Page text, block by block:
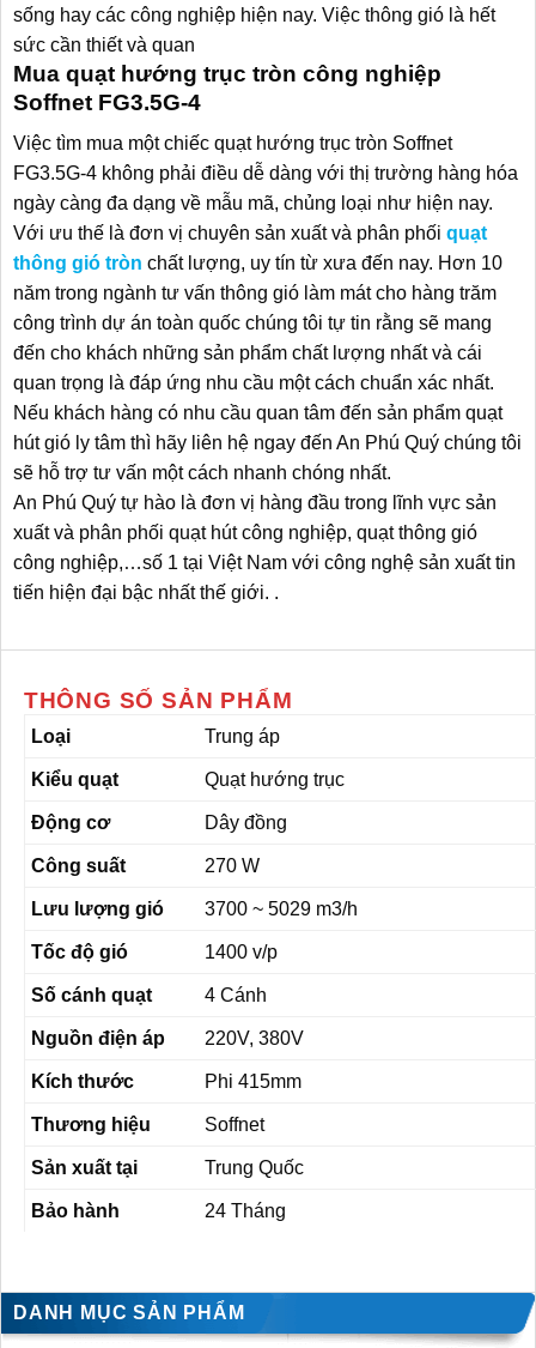
sống hay các công nghiệp hiện nay. Việc thông gió là hết
sức cần thiết và quan
Mua quạt hướng trục tròn công nghiệp
Soffnet FG3.5G-4
Việc tìm mua một chiếc quạt hướng trục tròn Soffnet
FG3.5G-4 không phải điều dễ dàng với thị trường hàng hóa
ngày càng đa dạng về mẫu mã, chủng loại như hiện nay.
Với ưu thế là đơn vị chuyên sản xuất và phân phối quạt
thông gió tròn chất lượng, uy tín từ xưa đến nay. Hơn 10
năm trong ngành tư vấn thông gió làm mát cho hàng trăm
công trình dự án toàn quốc chúng tôi tự tin rằng sẽ mang
đến cho khách những sản phẩm chất lượng nhất và cái
quan trọng là đáp ứng nhu cầu một cách chuẩn xác nhất.
Nếu khách hàng có nhu cầu quan tâm đến sản phẩm quạt
hút gió ly tâm thì hãy liên hệ ngay đến An Phú Quý chúng tôi
sẽ hỗ trợ tư vấn một cách nhanh chóng nhất.
An Phú Quý tự hào là đơn vị hàng đầu trong lĩnh vực sản
xuất và phân phối quạt hút công nghiệp, quạt thông gió
công nghiệp,…số 1 tại Việt Nam với công nghệ sản xuất tin
tiến hiện đại bậc nhất thế giới. .
THÔNG SỐ SẢN PHẨM
Loại Trung áp
Kiểu quạt Quạt hướng trục
Động cơ Dây đồng
Công suất 270 W
Lưu lượng gió 3700 ~ 5029 m3/h
Tốc độ gió 1400 v/p
Số cánh quạt 4 Cánh
Nguồn điện áp 220V, 380V
Kích thước Phi 415mm
Thương hiệu Soffnet
Sản xuất tại Trung Quốc
Bảo hành 24 Tháng
DANH MỤC SẢN PHẨM